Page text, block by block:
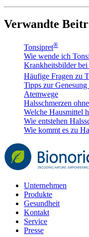
Verwandte
Tonsipret®
Wie wende ich
Krankheitsbilder
Häufige Fragen zu
Tipps zur
Atemwege
Halsschmerzen
Welche Hausmittel
Wie entstehen
Wie kommt es zu
Unternehmen
Produkte
Gesundheit
Kontakt
Service
Presse